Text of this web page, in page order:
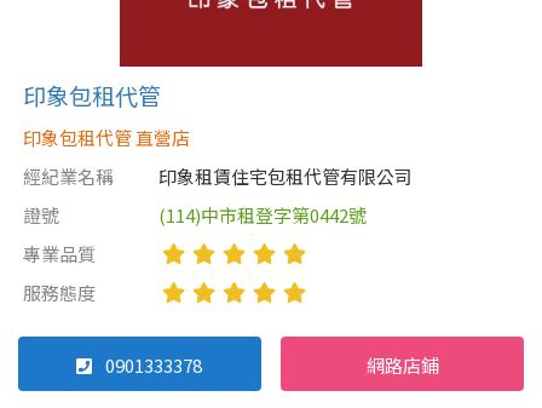
印象包租代管
印象包租代管 直營店
經紀業名稱
印象租賃住宅包租代管有限公司
證號
(114)中市租登字第0442號
專業品質
服務態度
0901333378 網路店鋪